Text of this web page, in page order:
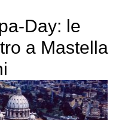
Day: le
a Mastella